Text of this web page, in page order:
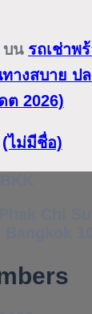
บน รถเช่าพ
ทางสบาย
ต 2026)
(ไม่มีชื่อ)